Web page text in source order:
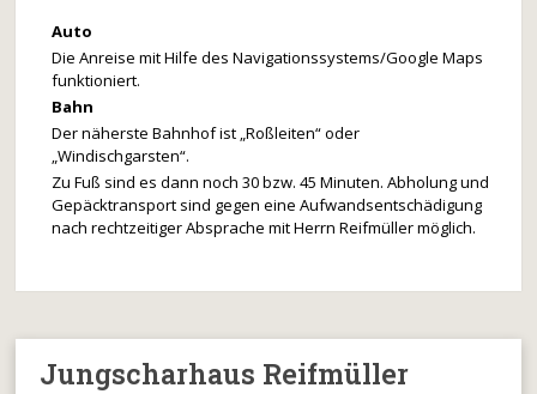
Auto
Die Anreise mit Hilfe des Navigationssystems/Google Maps
funktioniert.
Bahn
Der näherste Bahnhof ist „Roßleiten“ oder
„Windischgarsten“.
Zu Fuß sind es dann noch 30 bzw. 45 Minuten. Abholung und
Gepäcktransport sind gegen eine Aufwandsentschädigung
nach rechtzeitiger Absprache mit Herrn Reifmüller möglich.
Jungscharhaus Reifmüller